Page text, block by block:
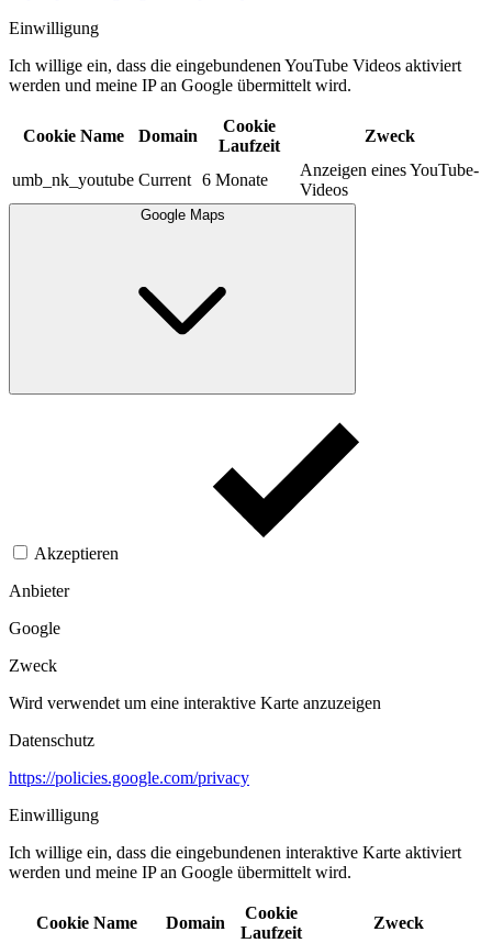
Einwilligung
Ich willige ein, dass die eingebundenen YouTube Videos aktiviert
werden und meine IP an Google übermittelt wird.​
Cookie Name Domain
Cookie
Laufzeit
Zweck
umb_nk_youtube Current 6 Monate
Anzeigen eines YouTube-
Videos
Google Maps
Akzeptieren
Anbieter
Google
Zweck
Wird verwendet um eine interaktive Karte anzuzeigen
Datenschutz
https://policies.google.com/privacy
Einwilligung
Ich willige ein, dass die eingebundenen interaktive Karte aktiviert
werden und meine IP an Google übermittelt wird.​
Cookie Name Domain
Cookie
Laufzeit
Zweck